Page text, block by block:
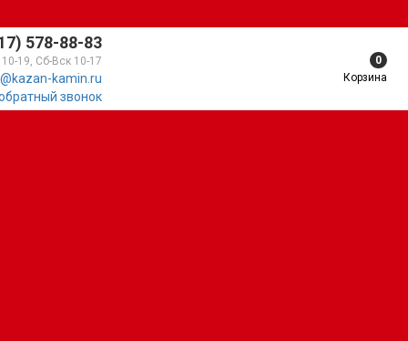
578-88-83
19, Сб-Вск 10-17
kamin.ru
звонок
0
Корзина